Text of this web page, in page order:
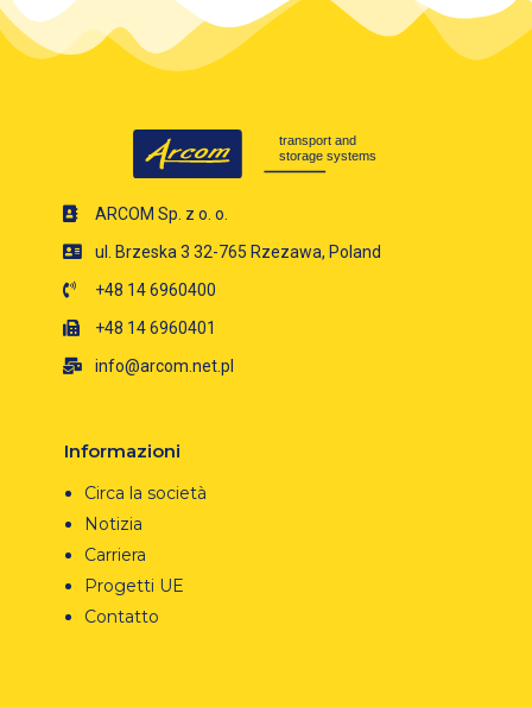
ARCOM Sp. z o. o.
ul. Brzeska 3 32-765 Rzezawa, Poland
+48 14 6960400
+48 14 6960401
info@arcom.net.pl
Informazioni
Circa la società
Notizia
Carriera
Progetti UE
Contatto